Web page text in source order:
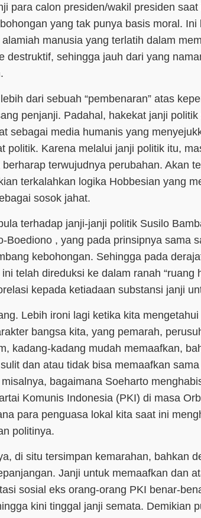
para calon presiden/wakil presiden
yang tak punya basis moral. Ini
manusia yang terlatih dalam
destruktif, sehingga jauh dari yang
dari sebuah “pembenaran” atas
penjanji. Padahal, hakekat janji politik
sebagai media humanis yang
politik. Karena melalui janji politik itu,
berharap terwujudnya perubahan. Akan
terkalahkan logika Hobbesian yang
sosok jahat.
terhadap janji-janji politik Susilo
Boediono , yang pada prinsipnya sama
kebohongan. Sehingga pada
telah direduksi ke dalam ranah “ruang
kepada ketiadaan substansi janji
Lebih ironi lagi ketika kita mengetahui
bangsa kita, yang pemarah,
kadang-kadang mudah memaafkan,
dan atau tidak bisa memaafkan
bagaimana Soeharto
Komunis Indonesia (PKI) di masa
para penguasa lokal kita saat ini
politinya.
di situ tersimpan kemarahan, bahkan
Janji untuk memaafkan dan
sosial eks orang-orang PKI benar-
kini tinggal janji semata. Demikian